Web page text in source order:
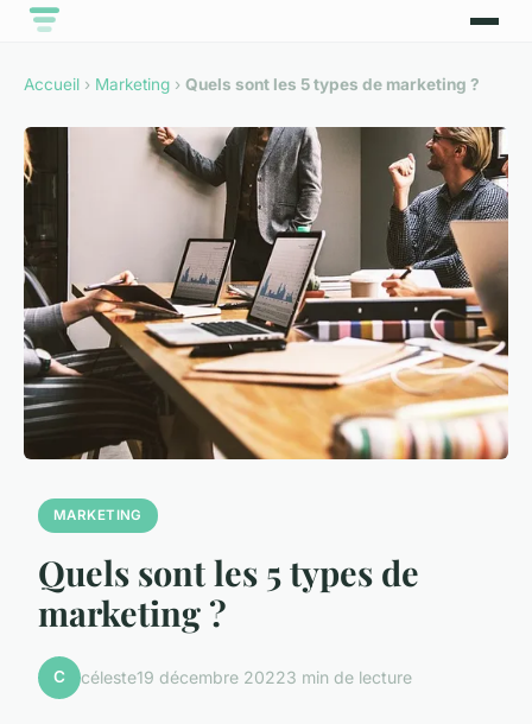
Accueil › Marketing › Quels sont les 5 types de marketing ?
MARKETING
Quels sont les 5 types de
marketing ?
C céleste19 décembre 20223 min de lecture